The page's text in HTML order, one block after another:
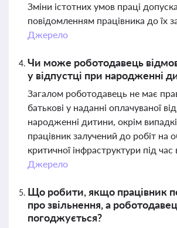
Зміни істотних умов праці
повідомленням працівника до їх
Джерело
Чи може роботодавець
у відпустці при народженні
Загалом роботодавець не має
батькові у наданні оплачуваної
народженні дитини, окрім
працівник залучений до робіт на
критичної інфраструктури під час
Джерело
Що робити, якщо працівник
про звільнення, а
погоджується?